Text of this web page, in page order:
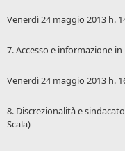
Venerdì 24 maggio 2013 h.
7. Accesso e informazione
Venerdì 24 maggio 2013 h.
8. Discrezionalità e
Scala)